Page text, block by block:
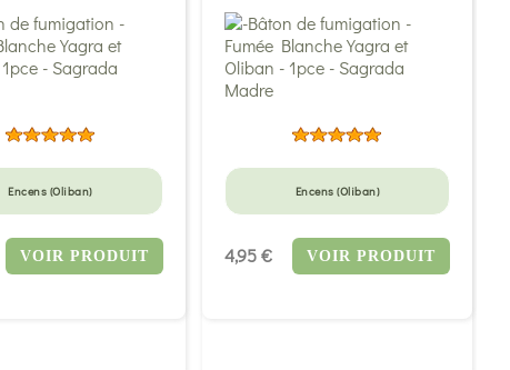
Encens (Oliban)
VOIR PRODUIT
Encens (Oliban)
4,95 € VOIR PRODUIT